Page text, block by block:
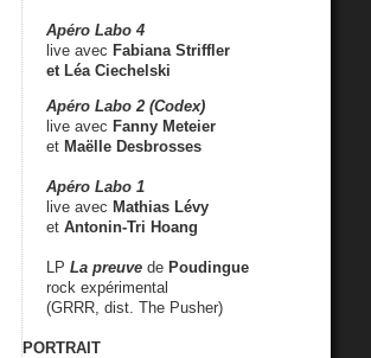
Apéro Labo 4
live avec Fabiana Striffler
et Léa Ciechelski
Apéro Labo 2 (Codex)
live avec Fanny Meteier
et Maëlle Desbrosses
Apéro Labo 1
live avec Mathias Lévy
et Antonin-Tri Hoang
LP La preuve de Poudingue
rock expérimental
(GRRR, dist. The Pusher)
PORTRAIT